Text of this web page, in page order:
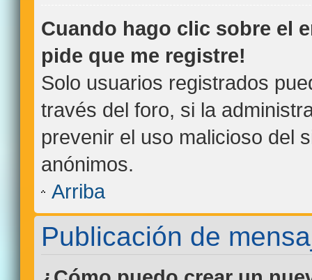
Cuando hago clic sobre el
pide que me registre!
Solo usuarios registrados
través del foro, si la
prevenir el uso malicioso del
anónimos.
Arriba
Publicación de